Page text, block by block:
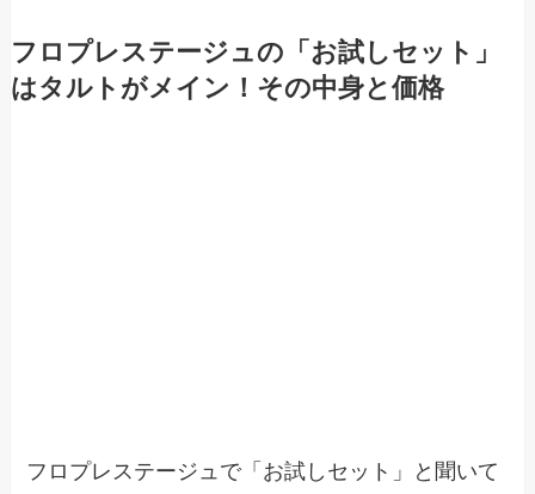
フロプレステージュの「お試しセット」
はタルトがメイン！その中身と価格
フロプレステージュで「お試しセット」と聞いて